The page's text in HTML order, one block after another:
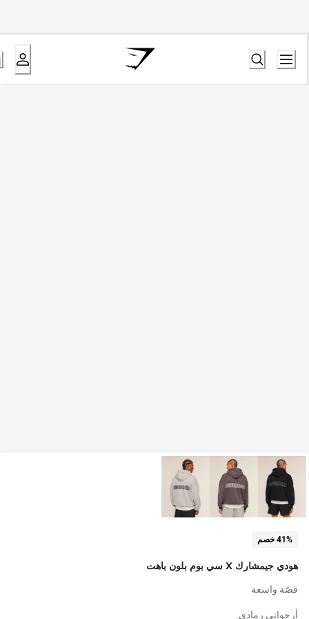
41% خصم
هودي جيمشارك X سي بوم بلون باهت
قصّة واسعة
أرجواني رمادي